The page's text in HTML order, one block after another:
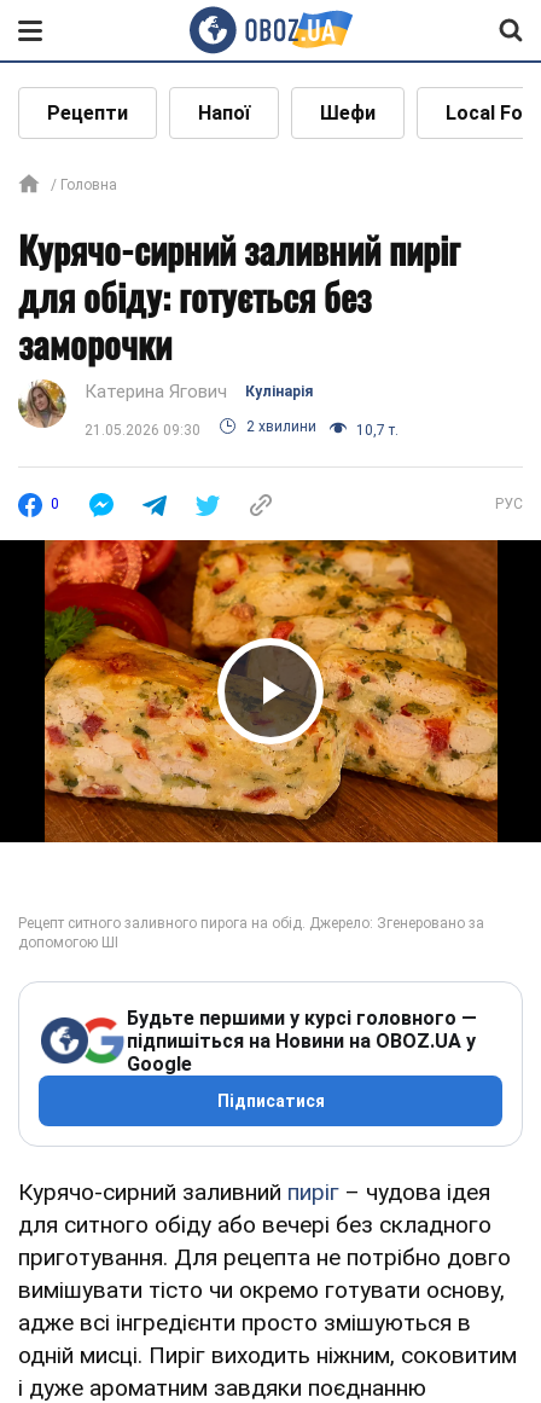
Рецепти Напої Шефи Local
Головна
Курячо-сирний заливний пиріг
для обіду: готується без
заморочки
Катерина Ягович Кулінарія
21.05.2026 09:30 2 хвилини 10,7 т.
0 РУС
Play Video
Будьте першими у курсі головного —
підпишіться на Новини на OBOZ.UA у
Google
Підписатися
Курячо-сирний заливний пиріг – чудова ідея
для ситного обіду або вечері без складного
приготування. Для рецепта не потрібно довго
вимішувати тісто чи окремо готувати основу,
адже всі інгредієнти просто змішуються в
одній мисці. Пиріг виходить ніжним, соковитим
і дуже ароматним завдяки поєднанню